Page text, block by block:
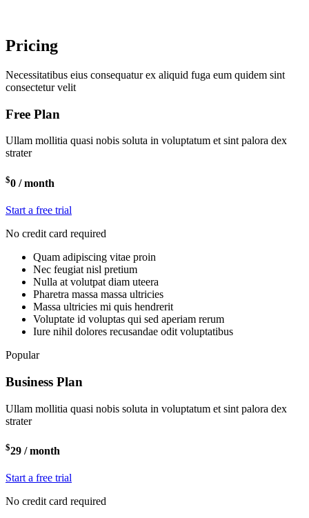
Pricing
Necessitatibus eius consequatur ex aliquid fuga eum quidem sint
consectetur velit
Free Plan
Ullam mollitia quasi nobis soluta in voluptatum et sint palora dex
strater
$0 / month
Start a free trial
No credit card required
Quam adipiscing vitae proin
Nec feugiat nisl pretium
Nulla at volutpat diam uteera
Pharetra massa massa ultricies
Massa ultricies mi quis hendrerit
Voluptate id voluptas qui sed aperiam rerum
Iure nihil dolores recusandae odit voluptatibus
Popular
Business Plan
Ullam mollitia quasi nobis soluta in voluptatum et sint palora dex
strater
$29 / month
Start a free trial
No credit card required